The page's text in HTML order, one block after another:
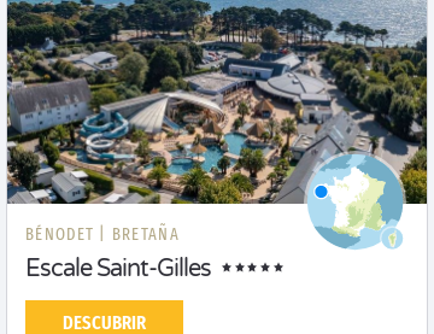
BÉNODET | BRETAÑA
Escale Saint-Gilles
DESCUBRIR